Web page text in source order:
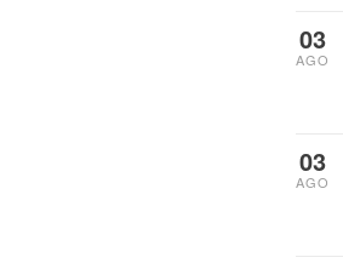
03
AGO
03
AGO